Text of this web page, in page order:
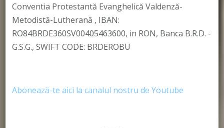
Conventia Protestantă Evanghelică Valdenză-
Metodistă-Lutherană , IBAN:
RO84BRDE360SV00405463600, in RON, Banca B.R.D. -
G.S.G., SWIFT CODE: BRDEROBU
Abonează-te aici la canalul nostru de Youtube